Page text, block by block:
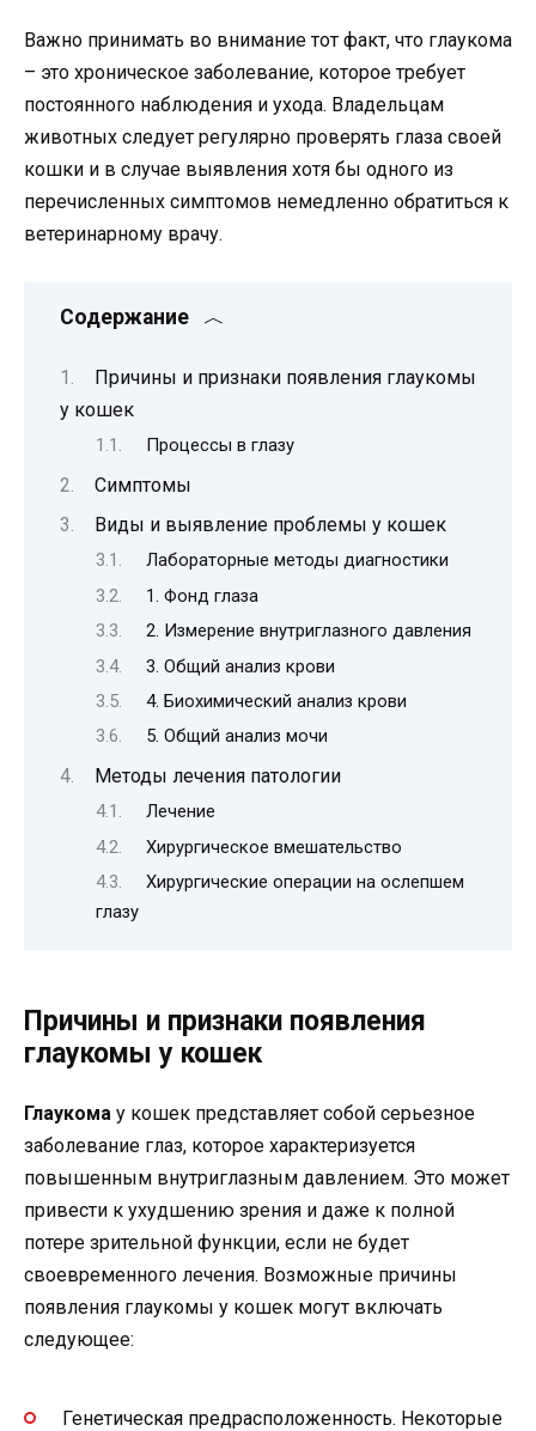
Важно принимать во внимание тот факт, что глаукома
– это хроническое заболевание, которое требует
постоянного наблюдения и ухода. Владельцам
животных следует регулярно проверять глаза своей
кошки и в случае выявления хотя бы одного из
перечисленных симптомов немедленно обратиться к
ветеринарному врачу.
Содержание
Причины и признаки появления глаукомы
у кошек
Процессы в глазу
Симптомы
Виды и выявление проблемы у кошек
Лабораторные методы диагностики
1. Фонд глаза
2. Измерение внутриглазного давления
3. Общий анализ крови
4. Биохимический анализ крови
5. Общий анализ мочи
Методы лечения патологии
Лечение
Хирургическое вмешательство
Хирургические операции на ослепшем
глазу
Причины и признаки появления
глаукомы у кошек
Глаукома у кошек представляет собой серьезное
заболевание глаз, которое характеризуется
повышенным внутриглазным давлением. Это может
привести к ухудшению зрения и даже к полной
потере зрительной функции, если не будет
своевременного лечения. Возможные причины
появления глаукомы у кошек могут включать
следующее:
Генетическая предрасположенность. Некоторые